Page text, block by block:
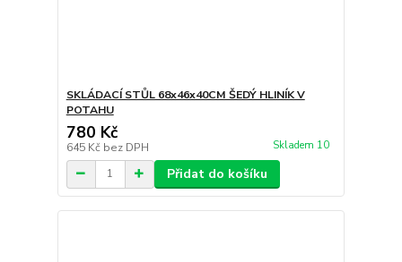
SKLÁDACÍ STŮL 68x46x40CM ŠEDÝ HLINÍK V
POTAHU
780 Kč
645 Kč bez DPH Skladem 10
Přidat do košíku